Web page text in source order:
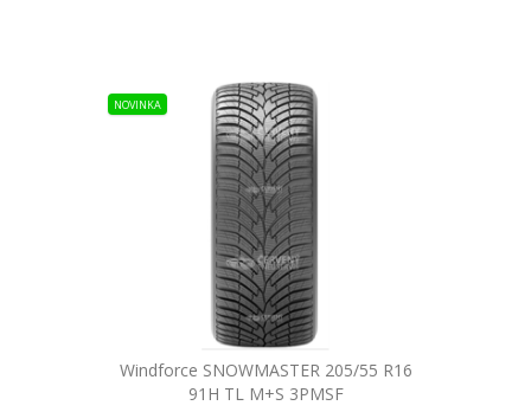
NOVINKA
Windforce SNOWMASTER 205/55 R16
91H TL M+S 3PMSF